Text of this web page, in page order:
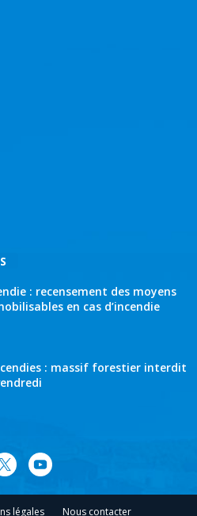
: recensement des moyens
en cas d’incendie
: massif forestier interdit
légales Nous contacter